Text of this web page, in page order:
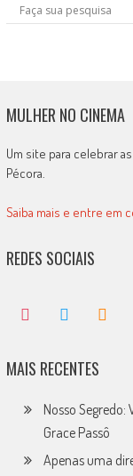
MULHER NO CINEMA
Um site para celebrar
Pécora.
Saiba mais e entre em
REDES SOCIAIS
MAIS RECENTES
Nosso
Grace Passô
Apenas uma